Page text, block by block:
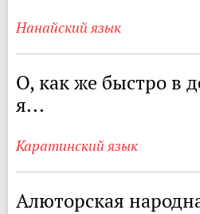
Нанайский язык
О, как же быстро в
я...
Каратинский язык
Алюторская